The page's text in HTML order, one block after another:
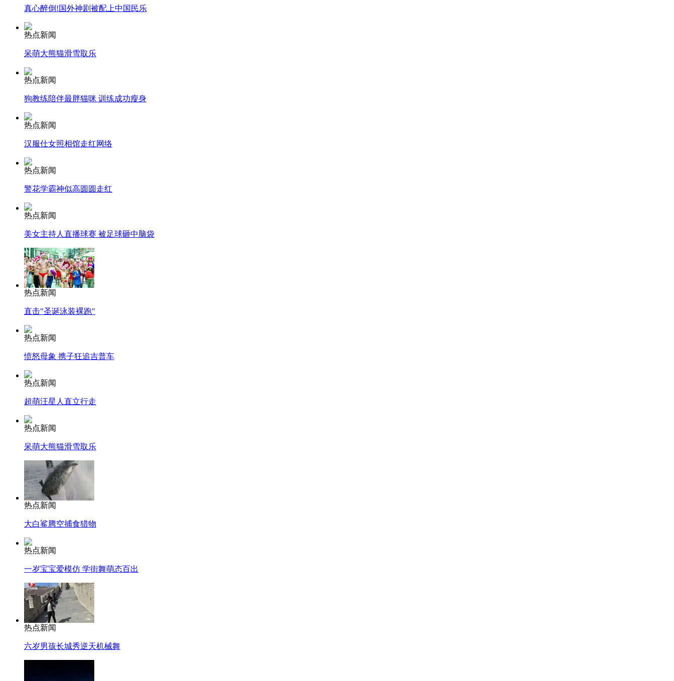
纽约上演“枕头大战”
真心醉倒!国外神剧被配上中国民乐
热点新闻
呆萌大熊猫滑雪取乐
热点新闻
狗教练陪伴最胖猫咪 训练成功瘦身
热点新闻
汉服仕女照相馆走红网络
热点新闻
警花学霸神似高圆圆走红
热点新闻
美女主持人直播球赛 被足球砸中脑袋
热点新闻
直击"圣诞泳装裸跑"
热点新闻
愤怒母象 携子狂追吉普车
热点新闻
超萌汪星人直立行走
热点新闻
呆萌大熊猫滑雪取乐
热点新闻
大白鲨腾空捕食猎物
热点新闻
一岁宝宝爱模仿 学街舞萌态百出
热点新闻
六岁男孩长城秀逆天机械舞